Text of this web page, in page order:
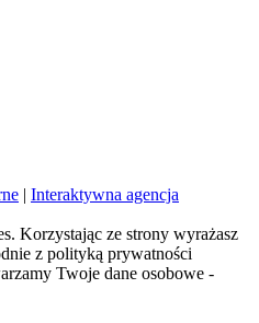
| Interaktywna agencja
Korzystając ze strony wyrażasz
z polityką prywatności
Twoje dane osobowe -